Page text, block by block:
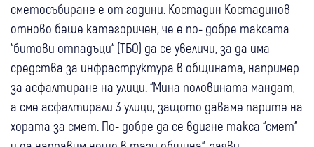
сметосъбиране е от години. Костадин Костадинов
отново беше категоричен, че е по- добре таксата
“битови отпадъци“ (ТБО) да се увеличи, за да има
средства за инфраструктура в общината, например
за асфалтиране на улици. “Мина половината мандат,
а сме асфалтирали 3 улици, защото даваме парите на
хората за смет. По- добре да се вдигне такса “смет“